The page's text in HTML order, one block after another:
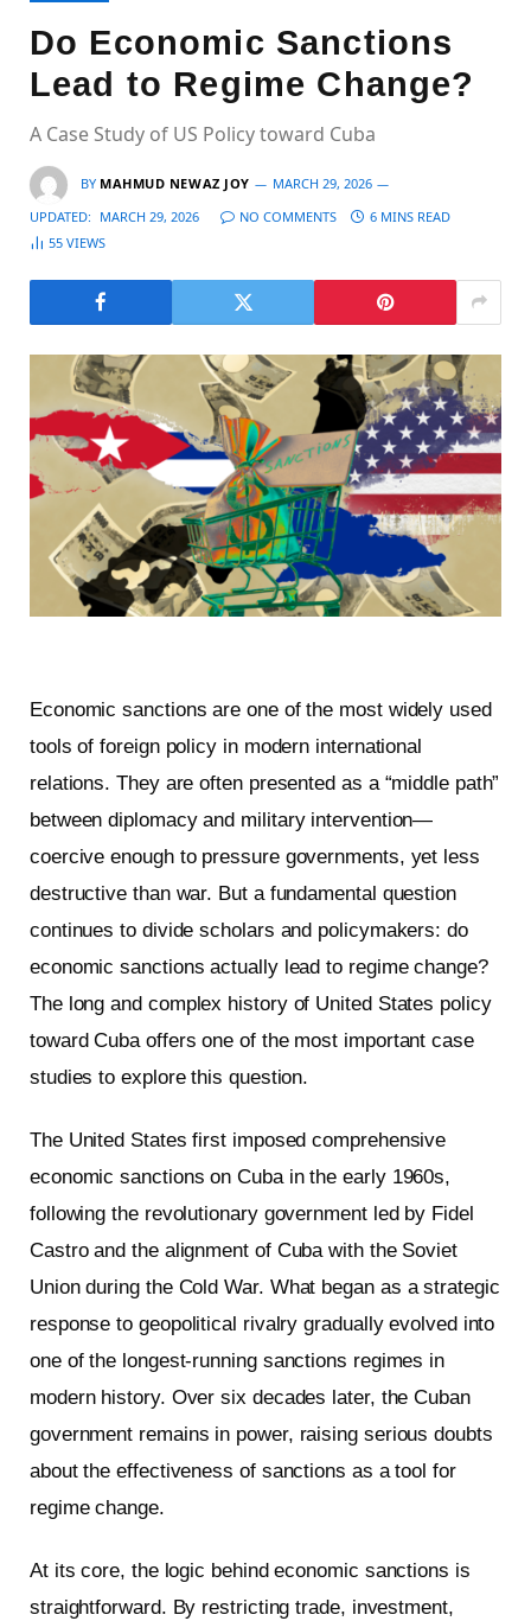
Do Economic Sanctions
Lead to Regime Change?
A Case Study of US Policy toward Cuba
BY MAHMUD NEWAZ JOY
MARCH 29, 2026
UPDATED: MARCH 29, 2026 NO COMMENTS
6 MINS READ
55 VIEWS
Economic sanctions are one of the most widely used
tools of foreign policy in modern international
relations. They are often presented as a “middle path”
between diplomacy and military intervention—
coercive enough to pressure governments, yet less
destructive than war. But a fundamental question
continues to divide scholars and policymakers: do
economic sanctions actually lead to regime change?
The long and complex history of United States policy
toward Cuba offers one of the most important case
studies to explore this question.
The United States first imposed comprehensive
economic sanctions on Cuba in the early 1960s,
following the revolutionary government led by Fidel
Castro and the alignment of Cuba with the Soviet
Union during the Cold War. What began as a strategic
response to geopolitical rivalry gradually evolved into
one of the longest-running sanctions regimes in
modern history. Over six decades later, the Cuban
government remains in power, raising serious doubts
about the effectiveness of sanctions as a tool for
regime change.
At its core, the logic behind economic sanctions is
straightforward. By restricting trade, investment,